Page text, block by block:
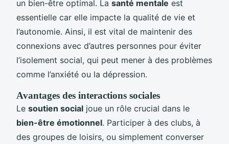
un bien-être optimal. La santé mentale est
essentielle car elle impacte la qualité de vie et
l’autonomie. Ainsi, il est vital de maintenir des
connexions avec d’autres personnes pour éviter
l’isolement social, qui peut mener à des problèmes
comme l’anxiété ou la dépression.
Avantages des interactions sociales
Le soutien social joue un rôle crucial dans le
bien-être émotionnel. Participer à des clubs, à
des groupes de loisirs, ou simplement converser